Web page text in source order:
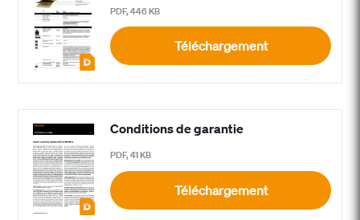
PDF, 446 KB
Téléchargement
Conditions de garantie
PDF, 41 KB
Téléchargement